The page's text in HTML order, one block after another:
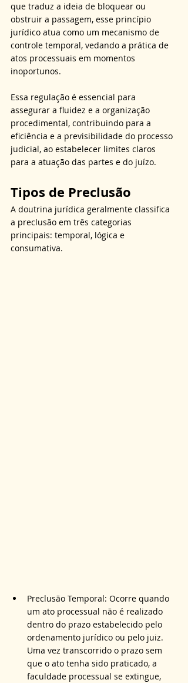
que traduz a ideia de bloquear ou
obstruir a passagem, esse princípio
jurídico atua como um mecanismo de
controle temporal, vedando a prática de
atos processuais em momentos
inoportunos.
Essa regulação é essencial para
assegurar a fluidez e a organização
procedimental, contribuindo para a
eficiência e a previsibilidade do processo
judicial, ao estabelecer limites claros
para a atuação das partes e do juízo.
Tipos de Preclusão
A doutrina jurídica geralmente classifica
a preclusão em três categorias
principais: temporal, lógica e
consumativa.
Preclusão Temporal: Ocorre quando
um ato processual não é realizado
dentro do prazo estabelecido pelo
ordenamento jurídico ou pelo juiz.
Uma vez transcorrido o prazo sem
que o ato tenha sido praticado, a
faculdade processual se extingue,